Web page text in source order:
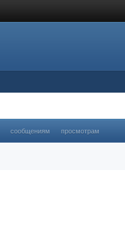
сообщениям просмотрам